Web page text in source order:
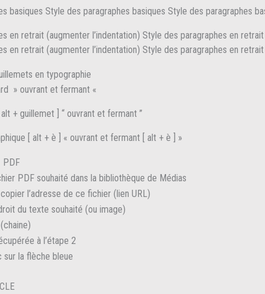
basiques Style des paragraphes basiques Style des paragraphes
en retrait (augmenter l’indentation) Style des paragraphes en
en retrait (augmenter l’indentation) Style des paragraphes en
en typographie
» ouvrant et fermant «
+ guillemet ] “ ouvrant et fermant ”
[ alt + è ] « ouvrant et fermant [ alt + è ] »
PDF
PDF souhaité dans la bibliothèque de Médias
l’adresse de ce fichier (lien URL)
du texte souhaité (ou image)
à l’étape 2
sur la flèche bleue